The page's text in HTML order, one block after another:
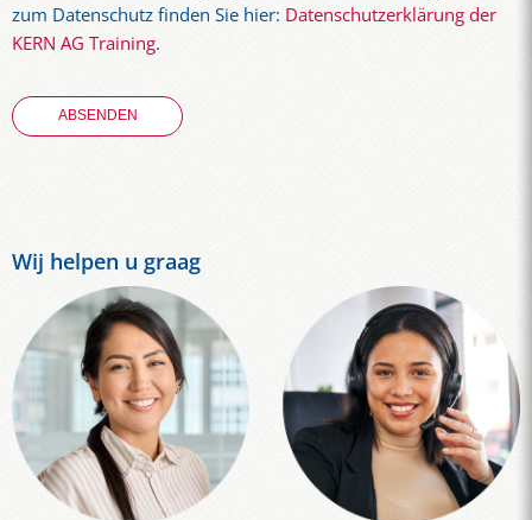
zum Datenschutz finden Sie hier: Datenschutzerklärung der
KERN AG Training.
Wij helpen u graag